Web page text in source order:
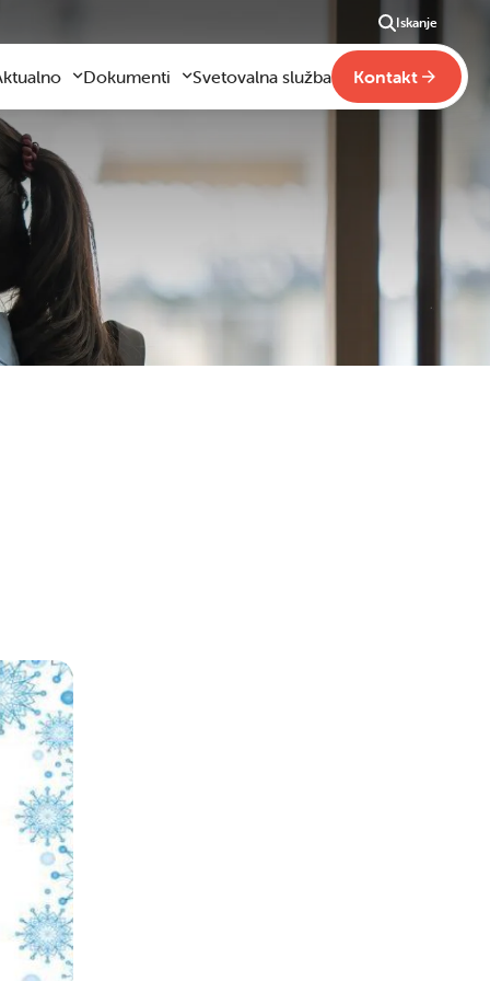
Iskanje
na domu
se je
slik
vsebine
Dokumenti
Drugi pravilniki
Svetovalna služba Kontakt